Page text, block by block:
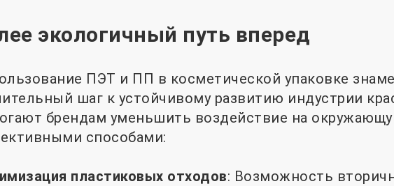
экологичный путь вперед
ПЭТ и ПП в косметической упаковке
шаг к устойчивому развитию индустрии
брендам уменьшить воздействие на
способами:
пластиковых отходов: Возможность